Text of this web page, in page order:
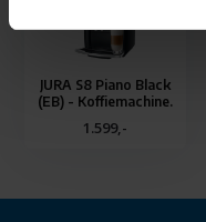
JURA S8 Piano Black
(EB) - Koffiemachine.
1.599,-